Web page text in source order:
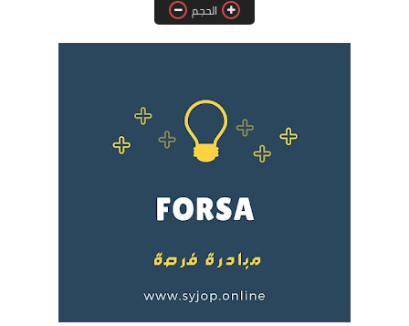
فرص عمل في العراق
فرص عمل في السودان
دورات تدريبية
الحجم